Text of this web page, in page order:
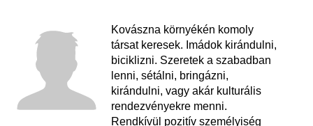
Kovászna környékén komoly
társat keresek. Imádok kirándulni,
biciklizni. Szeretek a szabadban
lenni, sétálni, bringázni,
kirándulni, vagy akár kulturális
rendezvényekre menni.
Rendkívül pozitív személyiség